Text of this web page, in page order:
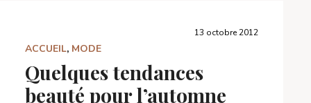
13 octobre 2012
ACCUEIL, MODE
Quelques tendances
beauté pour l’automne